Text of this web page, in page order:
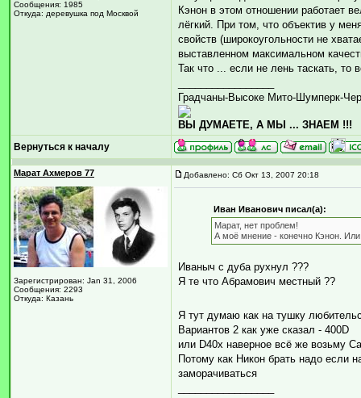
Сообщения: 1985
Откуда: деревушка под Москвой
Кэнон в этом отношении работает
лёгкий. При том, что объектив у
свойств (широкоугольности не
выставленном максимальном
Так что ... если не лень таскать, то
Градчаны-Высоке Мито-Шумперк-
ВЫ ДУМАЕТЕ, А МЫ ... ЗНАЕМ !!!
Вернуться к началу
Марат Ахмеров 77
Зарегистрирован: Jan 31, 2006
Сообщения: 2293
Откуда: Казань
Добавлено: Сб Окт 13, 2007 20:18
Иван Иванович писал(а):
Марат, нет проблем!
А моё мнение - конечно Кэнон.
Иваныч с дуба рухнул ???
Я те что Абрамович местный ??
Я тут думаю как на тушку
Вариантов 2 как уже сказал - 400D
или D40x наверное всё же возьму
Потому как Никон брать надо если
заморачиваться